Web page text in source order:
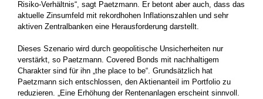
Risiko-Verhältnis“, sagt Paetzmann. Er betont aber auch, dass das
aktuelle Zinsumfeld mit rekordhohen Inflationszahlen und sehr
aktiven Zentralbanken eine Herausforderung darstellt.
Dieses Szenario wird durch geopolitische Unsicherheiten nur
verstärkt, so Paetzmann. Covered Bonds mit nachhaltigem
Charakter sind für ihn „the place to be“. Grundsätzlich hat
Paetzmann sich entschlossen, den Aktienanteil im Portfolio zu
reduzieren. „Eine Erhöhung der Rentenanlagen erscheint sinnvoll.